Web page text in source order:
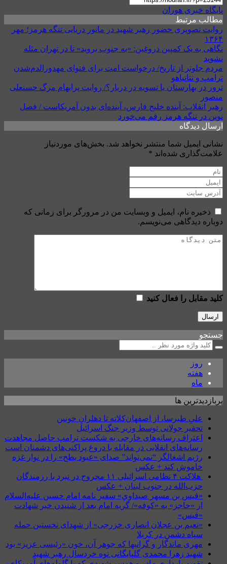
پایگاه خبری هوران
مطالب مرتبط
روایت تصویری حضور رهبر شهید در مانور دریایی تنگه هرمز؛ مهر
۱۳۶۴
نگاهی به یک کمپین دروغین: «به جنوب بروید» تا در تهران مثله
نشوید
مردم جلوتر از تاریخ/ درخواست امت برای فتوای مهدورالدم‌شدن
ترامپ و نتانیاهو
ترور در بهارستان یا تسویه در دربار؟/ روایت پرابهام مرگ حسنعلی
منصور
رهبر انقلاب: آینده خلیج فارس، آینده‌ای بدون آمریکاست / فصل
نوین در تنگه هرمز رقم می‌خورد
ارسال دیدگاه
نشانی ایمیل شما منتشر نخواهد شد. بخش‌های موردنیاز
علامت‌گذاری شده‌اند *
ذخیره نام، ایمیل و وبسایت من در مرورگر برای زمانی که
دوباره دیدگاهی می‌نویسم.
کلید مقابل را فعال کنید
جستجو
روز
هفته
ماه
پربازدیدترین ها
علیِ طبرسا، از اصفهان‌کلاته تا دهلرانِ خونین
تحقیر جولانی توسط وزیر جنگ اسرائیل
اعتراف رسانه‌های خارجی به شکست ترامپ حاصل مجاهدت
رسانه‌های انقلابی در مقابله با دروغ پراکنی‌های دشمنان است
رژیم اشغالگر “نمی‌تواند” صدای «عبود بطح» را در نوار غزه
خاموش کند + عکس
هلاکت ۴ نظامی اسرائیلی ۱۱ مجروح در نبرد با رزمندگان
حزب‌الله در جنوب لبنان + عکس
«قيس بن مسهر صيداوي» سفیر نامه امام حسین علیه‌السلام
از «حاجز» به «کوفه»/ گریه امام بعد از شنیدن خبر شهادت
«قیس»
«نعیم بن عجلان انصاری خزرجی» از شهدای نخستین حمله
سپاه دشمن در کربلا
مهری ماندگار و گرانبها که جوهر آن، خون «رئیسی عزیز» بود
شهید زهرا محمدی گلپایگانی نوه خردسال رهبر شهید